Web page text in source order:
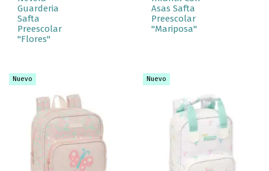
Guarderia
Safta
Preescolar
"Flores"
Asas Safta
Preescolar
"Mariposa"
Nuevo Nuevo